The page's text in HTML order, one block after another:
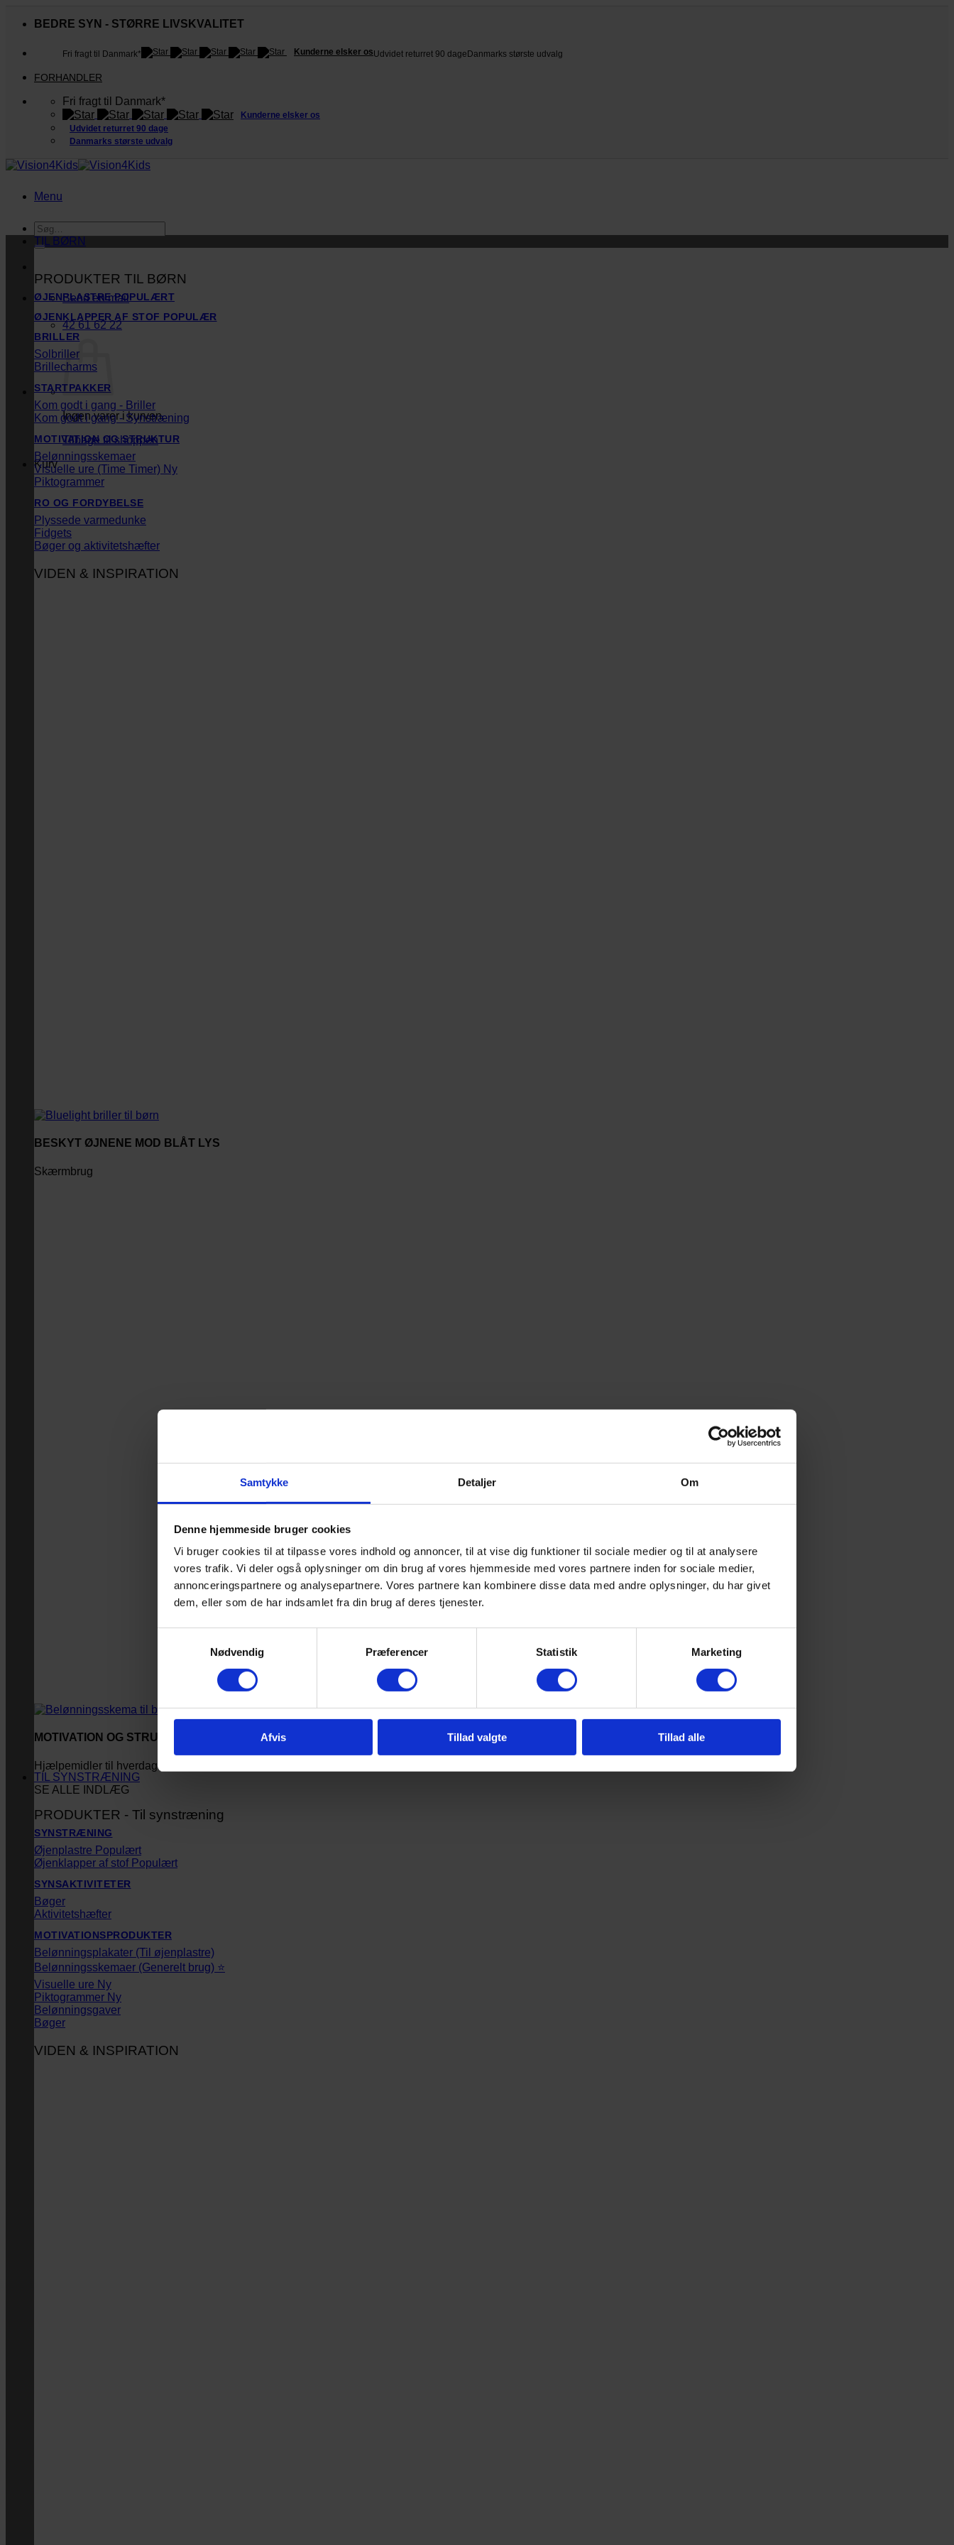
Samtykke Detaljer Om
Denne hjemmeside bruger cookies
Vi bruger cookies til at tilpasse vores indhold og annoncer, til at vise dig funktioner til sociale medier og til at analysere
vores trafik. Vi deler også oplysninger om din brug af vores hjemmeside med vores partnere inden for sociale medier,
annonceringspartnere og analysepartnere. Vores partnere kan kombinere disse data med andre oplysninger, du har givet
dem, eller som de har indsamlet fra din brug af deres tjenester.
Nødvendig
Præferencer Statistik Marketing
Afvis Tillad valgte Tillad alle
BEDRE SYN - STØRRE LIVSKVALITET
Fri fragt til Danmark* Kunderne elsker osUdvidet returret 90 dage Danmarks største udvalg
FORHANDLER
Fri fragt til Danmark*
Kunderne elsker os
Udvidet returret 90 dage
Danmarks største udvalg
Menu
Søg
efter:
Send en mail
42 61 62 22
Ingen varer i kurven.
Tilbage til shoppen
Kurv
TIL BØRN
PRODUKTER TIL BØRN
ØJENPLASTRE
ØJENKLAPPER AF STOF
BRILLER
Solbriller
Brillecharms
STARTPAKKER
Kom godt i gang - Briller
Kom godt i gang - Synstræning
MOTIVATION OG STRUKTUR
Belønningsskemaer
Visuelle ure (Time Timer)
Piktogrammer
RO OG FORDYBELSE
Plyssede varmedunke
Fidgets
Bøger og aktivitetshæfter
VIDEN & INSPIRATION
BESKYT ØJNENE MOD BLÅT LYS
Skærmbrug
MOTIVATION OG STRUKTUR
Hjælpemidler til hverdagen
SE ALLE INDLÆG
TIL SYNSTRÆNING
PRODUKTER - Til synstræning
SYNSTRÆNING
Øjenplastre
Øjenklapper af stof
SYNSAKTIVITETER
Bøger
Aktivitetshæfter
MOTIVATIONSPRODUKTER
Belønningsplakater (Til øjenplastre)
Belønningsskemaer (Generelt brug) ⭐
Visuelle ure
Piktogrammer
Belønningsgaver
Bøger
VIDEN & INSPIRATION